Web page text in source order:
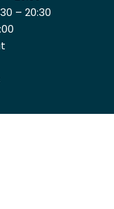
– 20:30